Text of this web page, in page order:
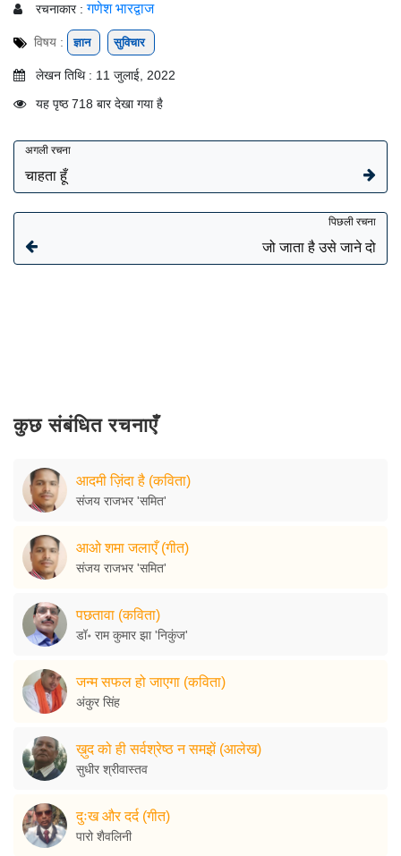
रचनाकार : गणेश भारद्वाज
विषय : ज्ञान सुविचार
लेखन तिथि : 11 जुलाई, 2022
यह पृष्ठ 718 बार देखा गया है
अगली रचना
चाहता हूँ
पिछली रचना
जो जाता है उसे जाने दो
कुछ संबंधित रचनाएँ
आदमी ज़िंदा है (कविता)
संजय राजभर 'समित'
आओ शमा जलाएँ (गीत)
संजय राजभर 'समित'
पछतावा (कविता)
डॉ॰ राम कुमार झा 'निकुंज'
जन्म सफल हो जाएगा (कविता)
अंकुर सिंह
ख़ुद को ही सर्वश्रेष्ठ न समझें (आलेख)
सुधीर श्रीवास्तव
दुःख और दर्द (गीत)
पारो शैवलिनी